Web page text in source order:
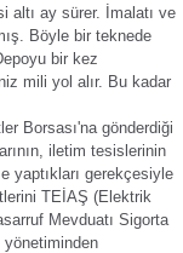
altı ay sürer. İmalatı ve
Böyle bir teknede
bir kez
mili yol alır. Bu kadar
Borsası'na gönderdiği
iletim tesislerinin
yaptıkları gerekçesiyle
TEİAŞ (Elektrik
Mevduatı Sigorta
yönetiminden